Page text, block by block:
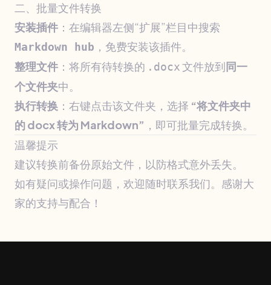
二、批量文件转换
安装插件 ：在编辑器左侧“扩展”栏目中搜索
Markdown hub ，免费安装该插件。
整理文件 ：将所有待转换的 .docx文件放到同一
个文件夹中。
执行转换 ：右键点击该文件夹，选择 “将文件夹中
的 docx 转为 Markdown” ，即可批量完成转换。
温馨提示
建议转换前备份原始文件，以防格式意外丢失。
如有疑问或操作问题，欢迎随时联系我们。感谢大
家的支持与配合！